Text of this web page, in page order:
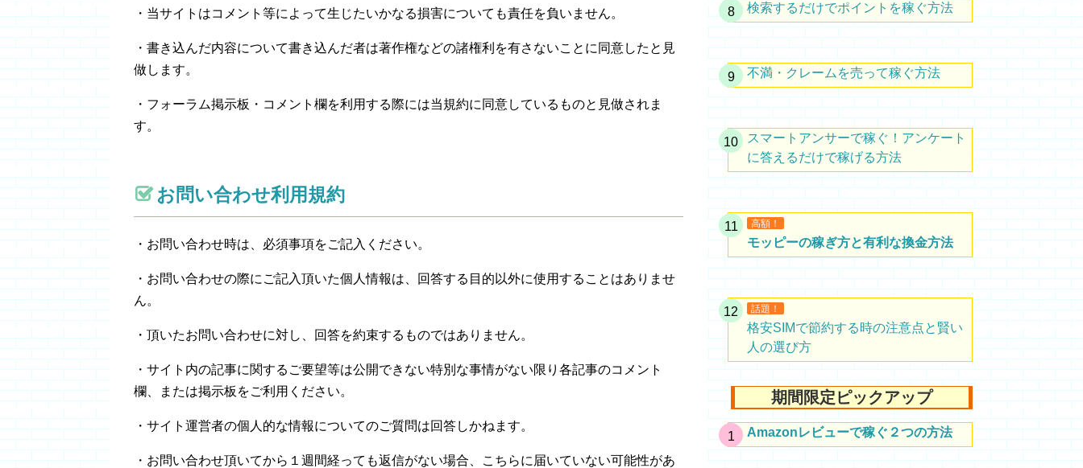
・当サイトはコメント等によって生じたいかなる損害についても責任を負いません。
・書き込んだ内容について書き込んだ者は著作権などの諸権利を有さないことに同意したと見
做します。
・フォーラム掲示板・コメント欄を利用する際には当規約に同意しているものと見做されま
す。
お問い合わせ利用規約
・ お問い合わせ時は、必須事項をご記入ください。
・お問い合わせの際にご記入頂いた個人情報は、回答する目的以外に使用することはありませ
ん。
・頂いたお問い合わせに対し、回答を約束するものではありません。
・サイト内の記事に関するご要望等は公開できない特別な事情がない限り各記事のコメント
欄、または掲示板をご利用ください。
・サイト運営者の個人的な情報についてのご質問は回答しかねます。
・お問い合わせ頂いてから１週間経っても返信がない場合、こちらに届いていない可能性があ
検索するだけでポイントを稼ぐ方法
不満・クレームを売って稼ぐ方法
スマートアンサーで稼ぐ！アンケート
に答えるだけで稼げる方法
高額！
モッピーの稼ぎ方と有利な換金方法
話題！
格安SIMで節約する時の注意点と賢い
人の選び方
期間限定ピックアップ
Amazonレビューで稼ぐ２つの方法